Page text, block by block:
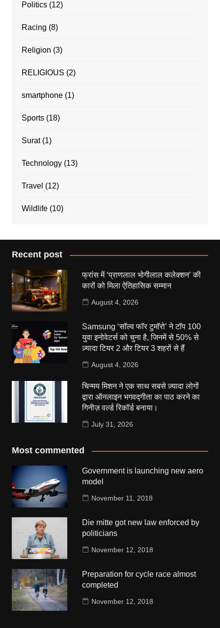
Politics(12)
Racing (8)
Religion (3)
RELIGIOUS (2)
smartphone(1)
Sports(18)
Surat(1)
Technology(13)
Travel (12)
Wildlife(10)
Recent post
फ्रांस में ‘प्राणलाल भोगीलाल कलेक्शन’ की
कारों को मिला ऐतिहासिक सम्मान
August 4, 2026
Samsung ‘सॉल्व फॉर टुमॉरो’ ने टॉप 100
युवा इनोवेटर्स को चुना है, जिनमें से 50% से
ज़्यादा टियर 2 और टियर 3 शहरों से हैं
August 4, 2026
चिन्मय मिशन ने एक साथ सबसे ज़्यादा लोगों
द्वारा ऑनलाइन भगवद्गीता का पाठ करने का
गिनीज़ वर्ल्ड रिकॉर्ड बनाया।
July 31, 2026
Most commented
Government is launching new aero
model
November 11, 2018
Die mitte got new law enforced by
politicians
November 12, 2018
Preparation for cycle race almost
completed
November 12, 2018